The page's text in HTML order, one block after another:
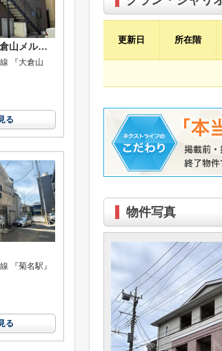
更新日 所在階
物件写真
レオネクスト大倉山メルベーユIII
『大倉山
る
『菊名駅』
る